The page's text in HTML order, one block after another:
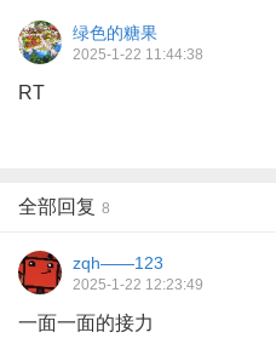
绿色的糖果
2025-1-22 11:44:38
RT
全部回复 8
zqh——123
2025-1-22 12:23:49
一面一面的接力